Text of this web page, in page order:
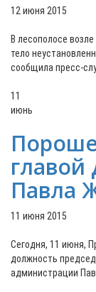
12 июня 2015
В лесополосе
тело
сообщила пресс-
11
июнь
Павла
11 июня 2015
Сегодня, 11 июня,
должность
администрации